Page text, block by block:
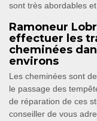
sont très abordables
Ramoneur
effectuer les
cheminées
environs
Les cheminées sont
le passage des
de réparation de ces
conseiller de vous